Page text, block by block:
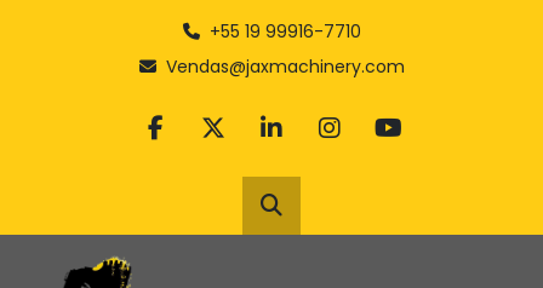
+55 19 99916-7710
Vendas@jaxmachinery.com
facebook
twitterlinkedininstagram
youtube
Pesquisar